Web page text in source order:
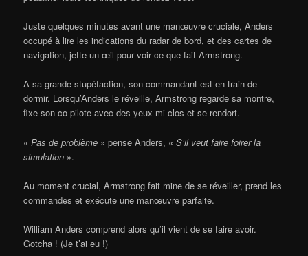
Juste quelques minutes avant une manœuvre cruciale, Anders
occupé à lire les indications du radar de bord, et des cartes de
navigation, jette un œil pour voir ce que fait Armstrong.
A sa grande stupéfaction, son commandant est en train de
dormir. Lorsqu’Anders le réveille, Armstrong regarde sa montre,
fixe son co-pilote avec des yeux mi-clos et se rendort.
«Pas de problème » pense Anders, «S’il veut faire foirer la
simulation ».
Au moment crucial, Armstrong fait mine de se réveiller, prend les
commandes et exécute une manœuvre parfaite.
William Anders comprend alors qu’il vient de se faire avoir.
Gotcha ! (Je t’ai eu !)